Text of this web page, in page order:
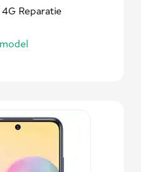
Reparatie